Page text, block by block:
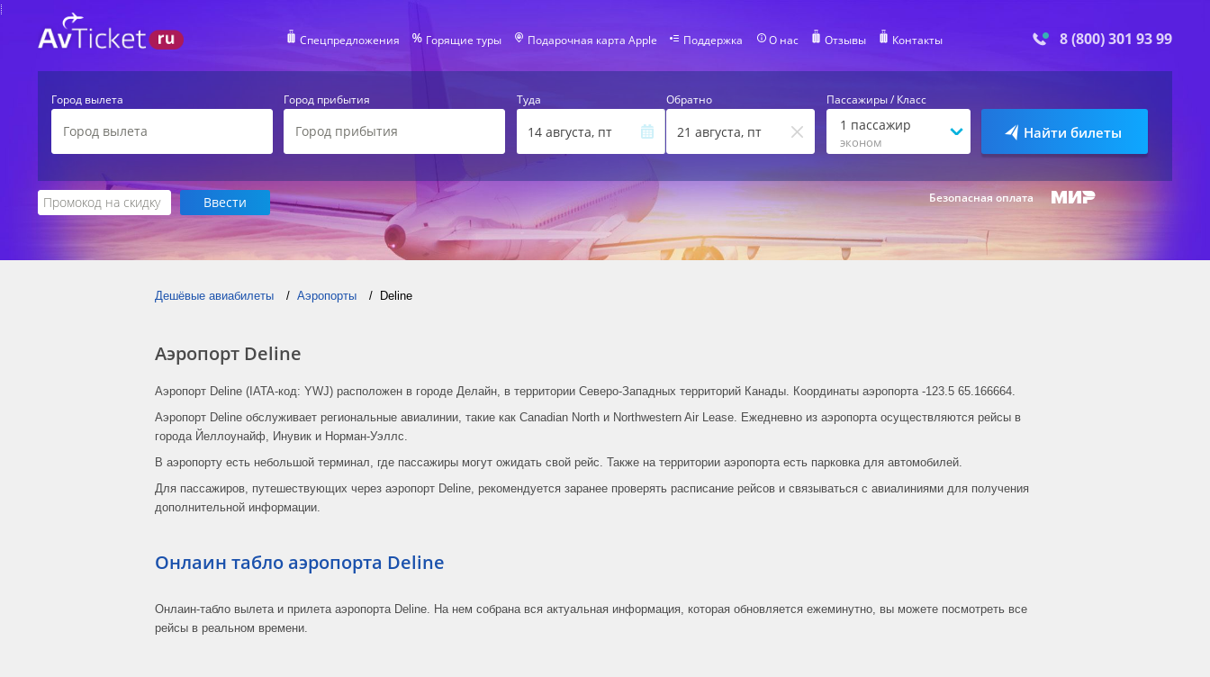
Спецпредложения Горящие туры Подарочная карта Apple Поддержка О нас Отзывы Контакты 8 (800) 301 93 99
Город вылета Город прибытия Туда
14 августа, пт
Обратно
21 августа, пт
Пассажиры / Класс
1 пассажир
эконом
Найти билеты
Безопасная оплата
Дешёвые авиабилеты Аэропорты Deline
Аэропорт Deline
Аэропорт Deline (IATA-код: YWJ) расположен в городе Делайн, в территории Северо-Западных территорий Канады. Координаты аэропорта -123.5 65.166664.
Аэропорт Deline обслуживает региональные авиалинии, такие как Canadian North и Northwestern Air Lease. Ежедневно из аэропорта осуществляются рейсы в
города Йеллоунайф, Инувик и Норман-Уэллс.
В аэропорту есть небольшой терминал, где пассажиры могут ожидать свой рейс. Также на территории аэропорта есть парковка для автомобилей.
Для пассажиров, путешествующих через аэропорт Deline, рекомендуется заранее проверять расписание рейсов и связываться с авиалиниями для получения
дополнительной информации.
Онлаин табло аэропорта Deline
Онлаин-табло вылета и прилета аэропорта Deline. На нем собрана вся актуальная информация, которая обновляется ежеминутно, вы можете посмотреть все
рейсы в реальном времени.